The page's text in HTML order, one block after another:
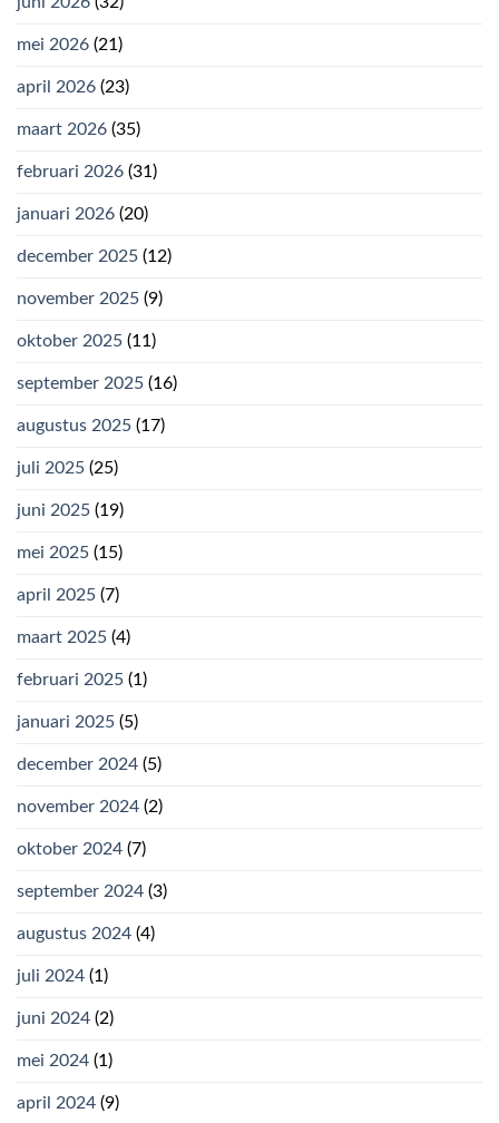
mei 2026 (21)
april 2026 (23)
maart 2026 (35)
februari 2026 (31)
januari 2026 (20)
december 2025 (12)
november 2025 (9)
oktober 2025 (11)
september 2025 (16)
augustus 2025 (17)
juli 2025 (25)
juni 2025 (19)
mei 2025 (15)
april 2025 (7)
maart 2025 (4)
februari 2025 (1)
januari 2025 (5)
december 2024 (5)
november 2024 (2)
oktober 2024 (7)
september 2024 (3)
augustus 2024 (4)
juli 2024 (1)
juni 2024 (2)
mei 2024 (1)
april 2024 (9)